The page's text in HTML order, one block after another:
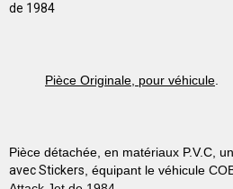
de 1984
Pièce Originale, pour véhicule
Pièce détachée, en matériaux P.V.C,
avec Stickers , équipant le véhicule